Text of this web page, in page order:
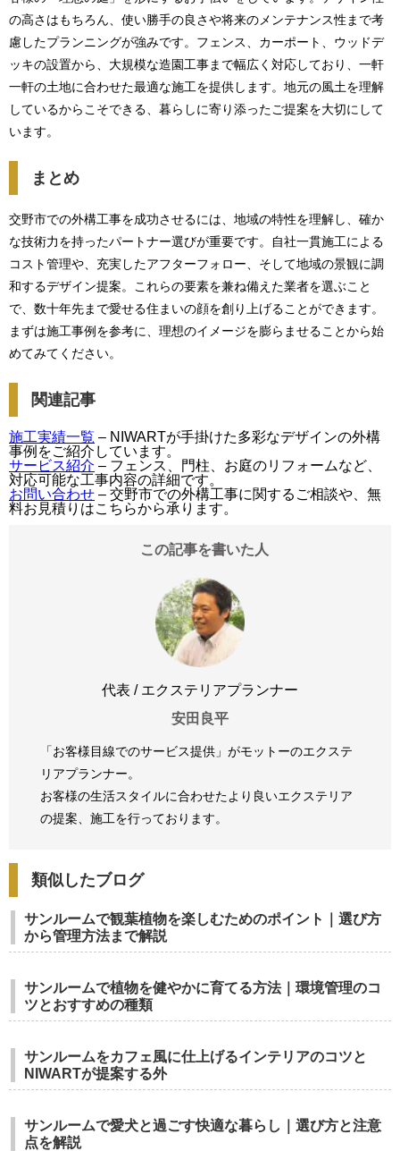
の高さはもちろん、使い勝手の良さや将来のメンテナンス性まで考
慮したプランニングが強みです。フェンス、カーポート、ウッドデ
ッキの設置から、大規模な造園工事まで幅広く対応しており、一軒
一軒の土地に合わせた最適な施工を提供します。地元の風土を理解
しているからこそできる、暮らしに寄り添ったご提案を大切にして
います。
まとめ
交野市での外構工事を成功させるには、地域の特性を理解し、確か
な技術力を持ったパートナー選びが重要です。自社一貫施工による
コスト管理や、充実したアフターフォロー、そして地域の景観に調
和するデザイン提案。これらの要素を兼ね備えた業者を選ぶこと
で、数十年先まで愛せる住まいの顔を創り上げることができます。
まずは施工事例を参考に、理想のイメージを膨らませることから始
めてみてください。
関連記事
施工実績一覧 – NIWARTが手掛けた多彩なデザインの外構
事例をご紹介しています。
サービス紹介 – フェンス、門柱、お庭のリフォームなど、
対応可能な工事内容の詳細です。
お問い合わせ – 交野市での外構工事に関するご相談や、無
料お見積りはこちらから承ります。
この記事を書いた人
代表 / エクステリアプランナー
安田良平
「お客様目線でのサービス提供」がモットーのエクステ
リアプランナー。
お客様の生活スタイルに合わせたより良いエクステリア
の提案、 施工を行っております。
類似したブログ
サンルームで観葉植物を楽しむためのポイント｜選び方
から管理方法まで解説
サンルームで植物を健やかに育てる方法｜環境管理のコ
ツとおすすめの種類
サンルームをカフェ風に仕上げるインテリアのコツと
NIWARTが提案する外
サンルームで愛犬と過ごす快適な暮らし｜選び方と注意
点を解説